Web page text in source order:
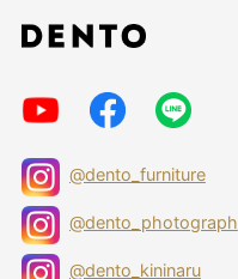
@dento_furniture
@dento_photograph
@dento_kininaru